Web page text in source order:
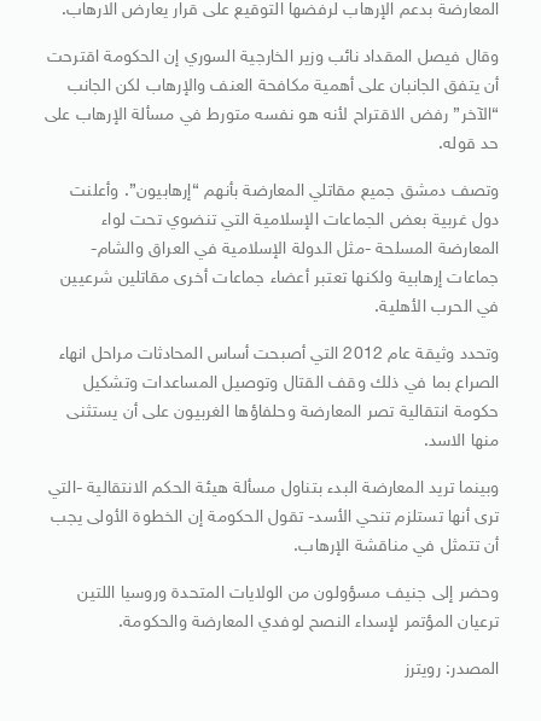
المعارضة بدعم الإرهاب لرفضها التوقيع على قرار يعارض الارهاب.
وقال فيصل المقداد نائب وزير الخارجية السوري إن الحكومة اقترحت
أن يتفق الجانبان على أهمية مكافحة العنف والإرهاب لكن الجانب
“الآخر” رفض الاقتراح لأنه هو نفسه متورط في مسألة الإرهاب على
حد قوله.
وتصف دمشق جميع مقاتلي المعارضة بأنهم “إرهابيون”. وأعلنت
دول غربية بعض الجماعات الإسلامية التي تنضوي تحت لواء
المعارضة المسلحة -مثل الدولة الإسلامية في العراق والشام-
جماعات إرهابية ولكنها تعتبر أعضاء جماعات أخرى مقاتلين شرعيين
في الحرب الأهلية.
وتحدد وثيقة عام 2012 التي أصبحت أساس المحادثات مراحل انهاء
الصراع بما في ذلك وقف القتال وتوصيل المساعدات وتشكيل
حكومة انتقالية تصر المعارضة وحلفاؤها الغربيون على أن يستثنى
منها الاسد.
وبينما تريد المعارضة البدء بتناول مسألة هيئة الحكم الانتقالية -التي
ترى أنها تستلزم تنحي الأسد- تقول الحكومة إن الخطوة الأولى يجب
أن تتمثل في مناقشة الإرهاب.
وحضر إلى جنيف مسؤولون من الولايات المتحدة وروسيا اللتين
ترعيان المؤتمر لإسداء النصح لوفدي المعارضة والحكومة.
المصدر: رويترز